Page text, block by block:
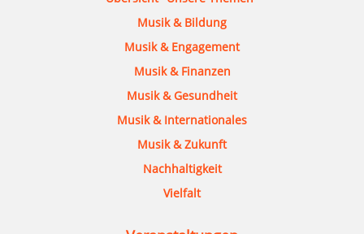
Musik & Bildung
Musik & Engagement
Musik & Finanzen
Musik & Gesundheit
Musik & Internationales
Musik & Zukunft
Nachhaltigkeit
Vielfalt